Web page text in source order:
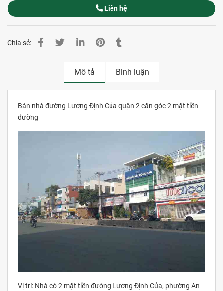
Liên hệ
Chia sẻ:
Mô tả Bình luận
Bán nhà đường Lương Định Của quận 2 căn góc 2 mặt tiền
đường
Vị trí: Nhà có 2 mặt tiền đường Lương Định Của, phường An